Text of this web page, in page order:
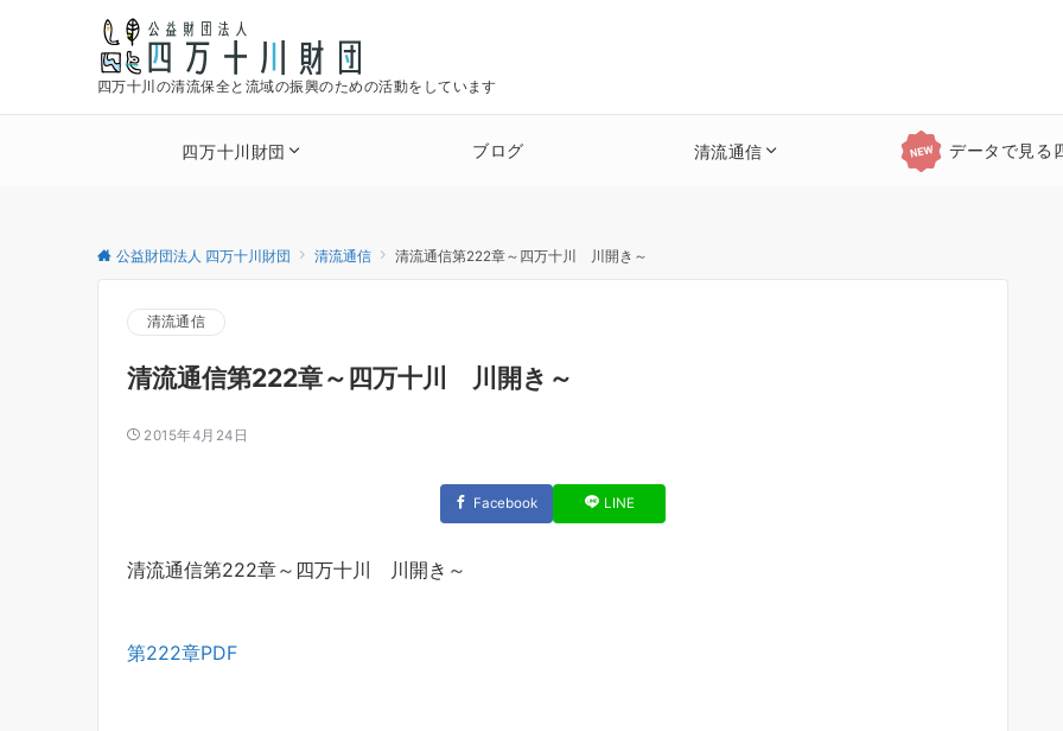
四万十川の清流保全と流域の振興のための活動をしています
四万十川財団 ブログ 清流通信 データで見る
公益財団法人 四万十川財団 清流通信 清流通信第222章～四万十川 川開き～
清流通信
清流通信第222章～四万十川 川開き～
2015年4月24日
Facebook LINE
清流通信第222章～四万十川 川開き～
第222章PDF